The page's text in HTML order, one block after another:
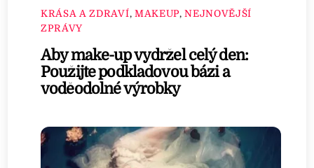
KRÁSA A ZDRAVÍ, MAKEUP,NEJNOVĚJŠÍ
ZPRÁVY
Aby make-up vydržel celý den:
Použijte podkladovou bázi a
voděodolné výrobky